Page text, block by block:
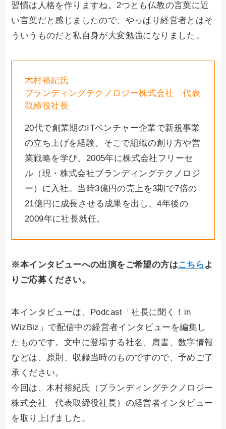
習慣は人格を作りますね。2つとも仏教の言葉に近
い言葉だと感じましたので、やっぱり経営者とはそ
ういうものだと私自身が大変勉強になりました。
木村裕紀氏
ブランディングテクノロジー株式会社 代表
取締役社長
20代で創業期のITベンチャー企業で新規事業
の立ち上げを経験。そこで組織の創り方や営
業戦略を学び、2005年に株式会社フリーセ
ル（現・株式会社ブランディングテクノロジ
ー）に入社。当時3億円の売上を3期で7倍の
21億円に成長させる成果を出し、4年後の
2009年に社長就任。
※本インタビューへの出演をご希望の方はこちら よ
りご応募ください。
本インタビューは、Podcast「社長に聞く！in
WizBiz」で配信中の経営者インタビューを編集し
たものです。文中に登場する社名、肩書、数字情報
などは、原則、収録当時のものですので、予めご了
承ください。
今回は、木村裕紀氏（ブランディングテクノロジー
株式会社 代表取締役社長）の経営者インタビュー
を取り上げました。